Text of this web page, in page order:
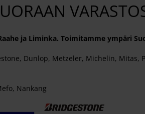
ja Liminka. Toimitamme ympäri
Dunlop, Metzeler, Michelin, Mitas,
Nankang